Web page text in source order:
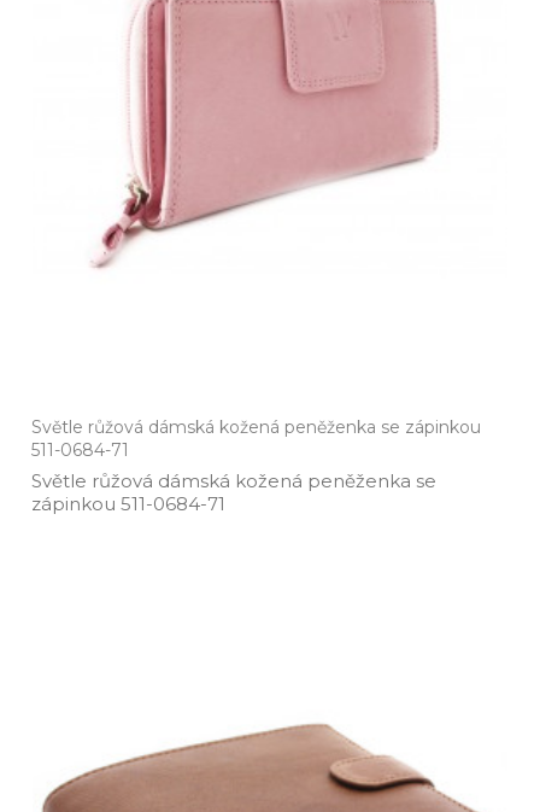
Světle růžová dámská kožená peněženka se zápinkou
511-0684-71
Světle růžová dámská kožená peněženka se
zápinkou 511­-0684­-71